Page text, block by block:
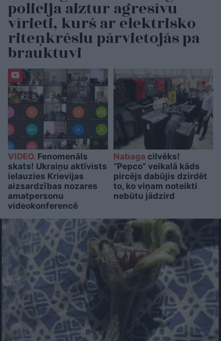
policija aiztur agresīvu
vīrieti, kurš ar elektrisko
riteņkrēslu pārvietojās pa
brauktuvi
VIDEO. Fenomenāls
skats! Ukraiņu aktīvists
ielauzies Krievijas
aizsardzības nozares
amatpersonu
videokonferencē
Nabaga cilvēks!
“Pepco” veikalā kāds
pircējs dabūjis dzirdēt
to, ko viņam noteikti
nebūtu jādzird